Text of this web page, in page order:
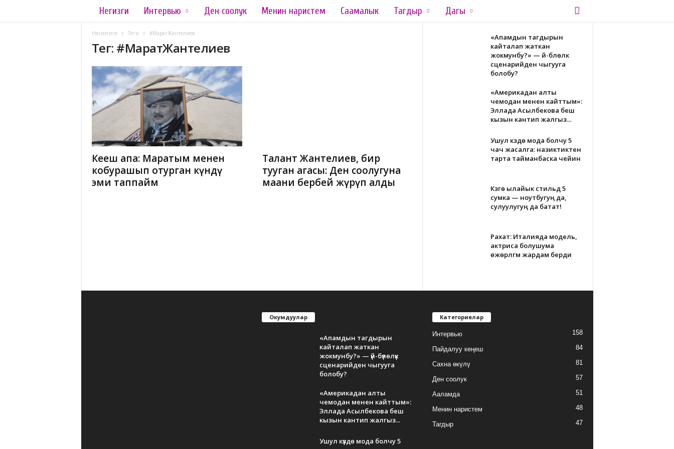
a
y
.
g
Негизги Интервью Ден соолук Менин наристем Саамалык Тагдыр Дагы
Негизгиге Теги #МаратЖантелиев
Тег: #МаратЖантелиев
Кеңеш апа: Маратым менен
кобурашып отурган күндү
эми таппайм
Талант Жантелиев, бир
тууган агасы: Ден соолугуна
маани бербей жүрүп алды
«Апамдын тагдырын
кайталап жаткан
жокмунбу?» — үй-бүлөлүк
сценарийден чыгууга
болобу?
«Америкадан алты
чемодан менен кайттым»:
Эллада Асылбекова беш
кызын кантип жалгыз...
Ушул күздө мода болчу 5
чач жасалга: назиктиктен
тарта тайманбаска чейин
Күзгө ылайык стильдүү 5
сумка — ноутбугуң да,
сулуулугуң да батат!
Рахат: Италияда модель,
актриса болушума
өжөрлүгүм жардам берди
Окумдуулар
«Апамдын тагдырын
кайталап жаткан
жокмунбу?» — үй-бүлөлүк
сценарийден чыгууга
болобу?
«Америкадан алты
чемодан менен кайттым»:
Эллада Асылбекова беш
кызын кантип жалгыз...
Ушул күздө мода болчу 5
Категориялар
Интервью 158
Пайдалуу кеңеш 84
Сахна өкүлү 81
Ден соолук 57
Ааламда 51
Менин наристем 48
Тагдыр 47